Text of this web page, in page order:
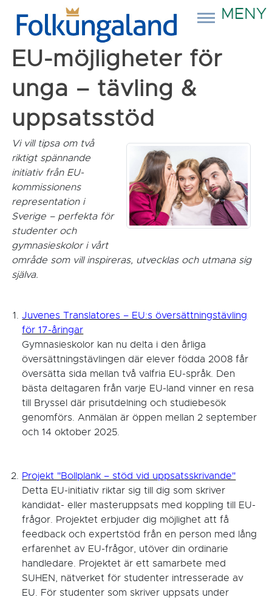
MENY
EU-möjligheter för
unga – tävling &
uppsatsstöd
Vi vill tipsa om två
riktigt spännande
initiativ från EU-
kommissionens
representation i
Sverige – perfekta för
studenter och
gymnasieskolor i vårt
område som vill inspireras, utvecklas och utmana sig
själva.
Juvenes Translatores – EU:s översättningstävling
för 17-åringar
Gymnasieskolor kan nu delta i den årliga
översättningstävlingen där elever födda 2008 får
översätta sida mellan två valfria EU-språk. Den
bästa deltagaren från varje EU-land vinner en resa
till Bryssel där prisutdelning och studiebesök
genomförs. Anmälan är öppen mellan 2 september
och 14 oktober 2025.
Projekt "Bollplank – stöd vid uppsatsskrivande"
Detta EU-initiativ riktar sig till dig som skriver
kandidat- eller masteruppsats med koppling till EU-
frågor. Projektet erbjuder dig möjlighet att få
feedback och expertstöd från en person med lång
erfarenhet av EU-frågor, utöver din ordinarie
handledare. Projektet är ett samarbete med
SUHEN, nätverket för studenter intresserade av
EU. För studenter som skriver uppsats under